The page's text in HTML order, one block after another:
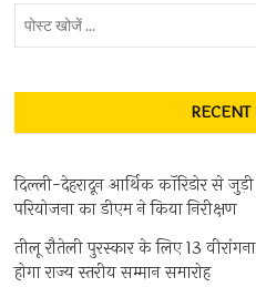
दिल्ली-देहरादून आर्थिक कॉरिडोर से
परियोजना का डीएम ने किया निरीक्षण
तीलू रौतेली पुरस्कार के लिए 13
होगा राज्य स्तरीय सम्मान समारोह